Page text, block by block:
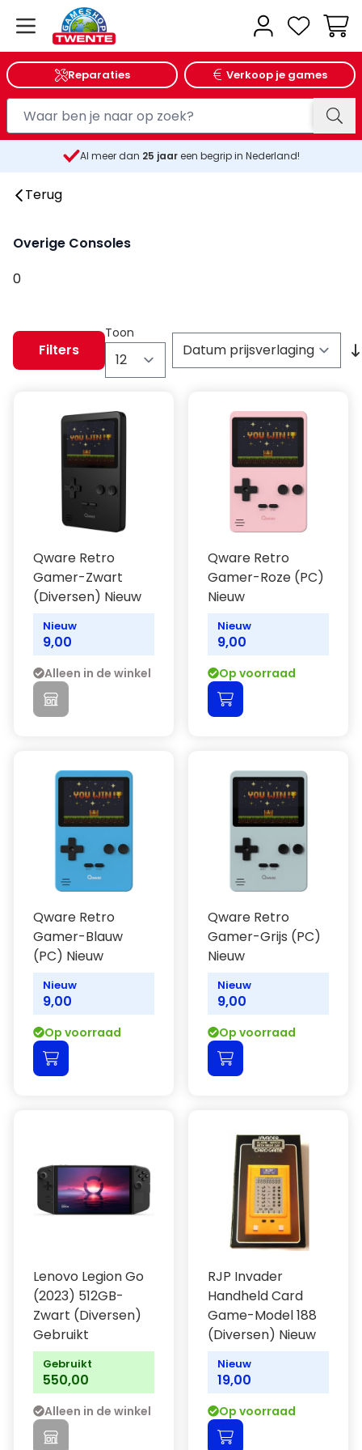
Reparaties Verkoop je games
Al meer dan 25 jaareen begrip in Nederland!
Terug
Overige Consoles
0
Filters
Toon
per pagina
Qware Retro
Gamer-Zwart
(Diversen) Nieuw
Nieuw
9,00
Alleen in de winkel
Qware Retro
Gamer-Roze (PC)
Nieuw
Nieuw
9,00
Op voorraad
Qware Retro
Gamer-Blauw
(PC) Nieuw
Nieuw
9,00
Op voorraad
Qware Retro
Gamer-Grijs (PC)
Nieuw
Nieuw
9,00
Op voorraad
Lenovo Legion Go
(2023) 512GB-
Zwart (Diversen)
Gebruikt
Gebruikt
550,00
Alleen in de winkel
RJP Invader
Handheld Card
Game-Model 188
(Diversen) Nieuw
Nieuw
19,00
Op voorraad